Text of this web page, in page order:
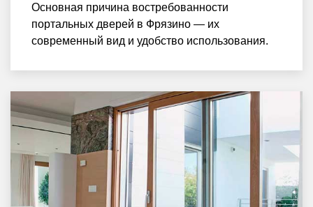
Основная причина востребованности
портальных дверей в Фрязино — их
современный вид и удобство использования.